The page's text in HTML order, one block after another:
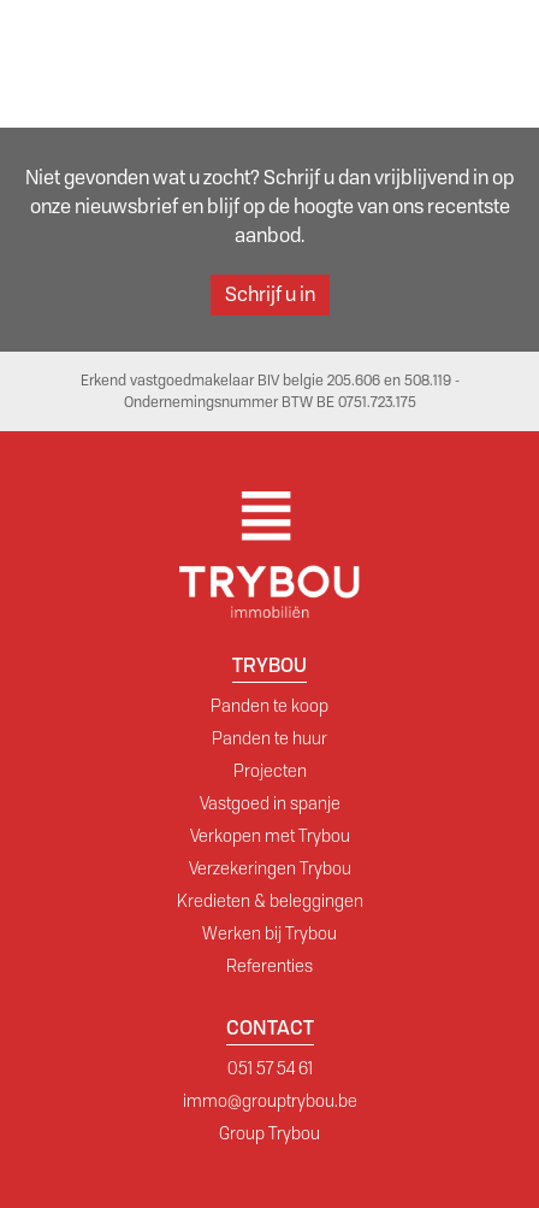
Niet gevonden wat u zocht? Schrijf u dan vrijblijvend in op
onze nieuwsbrief en blijf op de hoogte van ons recentste
aanbod.
Schrijf u in
Erkend vastgoedmakelaar BIV belgie 205.606 en 508.119 -
Ondernemingsnummer BTW BE 0751.723.175
TRYBOU
Panden te koop
Panden te huur
Projecten
Vastgoed in spanje
Verkopen met Trybou
Verzekeringen Trybou
Kredieten & beleggingen
Werken bij Trybou
Referenties
CONTACT
051 57 54 61
immo@grouptrybou.be
Group Trybou